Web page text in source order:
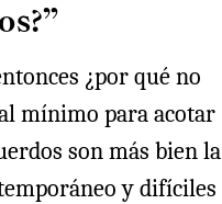
¿por qué no
mínimo para acotar
son más bien la
y difíciles